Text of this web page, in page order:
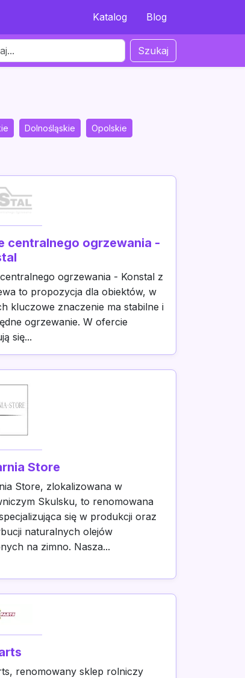
Katalog Blog
Szukaj
Dolnośląskie Opolskie
centralnego ogrzewania -
ogrzewania - Konstal z
to propozycja dla obiektów, w
kluczowe znaczenie ma stabilne i
ogrzewanie. W ofercie
się...
Store
Store, zlokalizowana w
Skulsku, to renomowana
się w produkcji oraz
naturalnych olejów
na zimno. Nasza...
renomowany sklep rolniczy